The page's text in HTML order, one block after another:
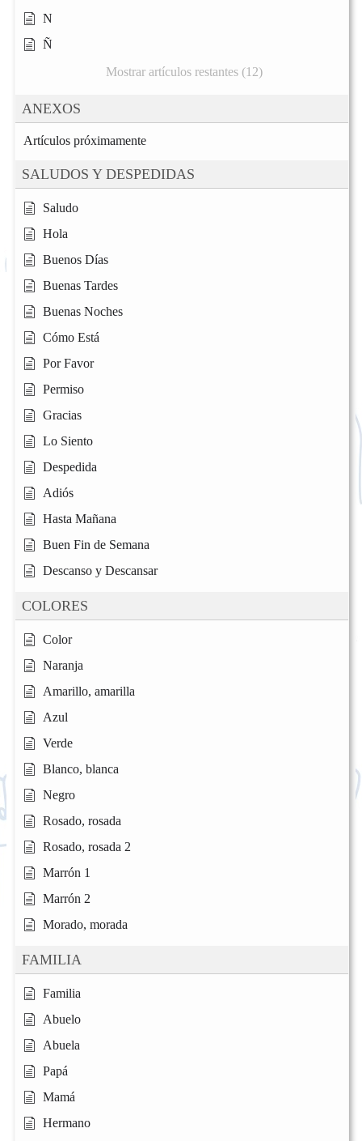
N
Ñ
Mostrar artículos restantes (12)
ANEXOS
Artículos próximamente
SALUDOS Y DESPEDIDAS
Saludo
Hola
Buenos Días
Buenas Tardes
Buenas Noches
Cómo Está
Por Favor
Permiso
Gracias
Lo Siento
Despedida
Adiós
Hasta Mañana
Buen Fin de Semana
Descanso y Descansar
COLORES
Color
Naranja
Amarillo, amarilla
Azul
Verde
Blanco, blanca
Negro
Rosado, rosada
Rosado, rosada 2
Marrón 1
Marrón 2
Morado, morada
FAMILIA
Familia
Abuelo
Abuela
Papá
Mamá
Hermano